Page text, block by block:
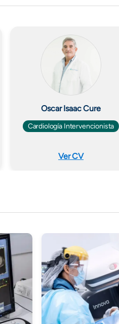
Oscar Isaac Cure
Cardiología Intervencionista
Ver CV